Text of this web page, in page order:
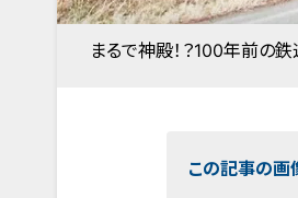
まるで神殿！？100年前の
この記事の画